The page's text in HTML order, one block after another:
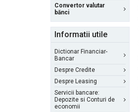
Convertor valutar
bănci
Informatii utile
Dictionar Financiar-
Bancar
Despre Credite
Despre Leasing
Servicii bancare:
Depozite si Conturi de
economii